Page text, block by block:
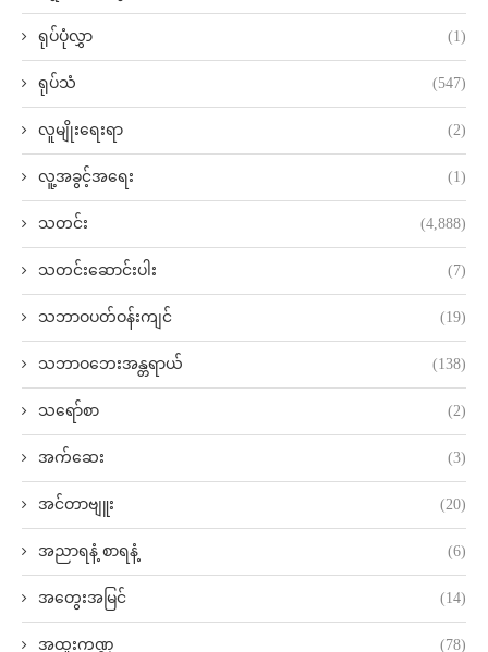
ရုပ်ပုံလွှာ (1)
ရုပ်သံ (547)
လူမျိုးရေးရာ (2)
လူ့အခွင့်အရေး (1)
သတင်း (4,888)
သတင်းဆောင်းပါး (7)
သဘာဝပတ်ဝန်းကျင် (19)
သဘာဝဘေးအန္တရာယ် (138)
သရော်စာ (2)
အက်ဆေး (3)
အင်တာဗျူး (20)
အညာရနံ့ စာရနံ့ (6)
အတွေးအမြင် (14)
အထူးကဏ္ဍ (78)